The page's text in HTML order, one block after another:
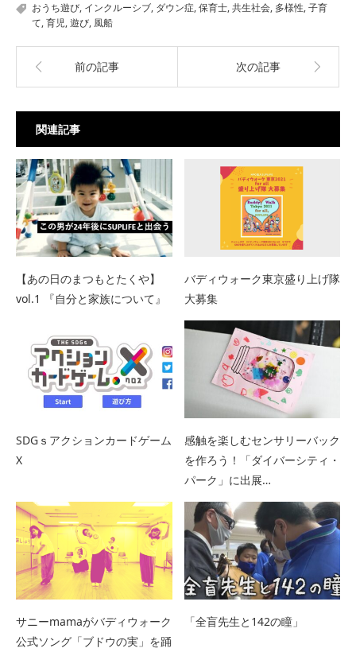
おうち遊び, インクルーシブ, ダウン症,保育士,共生社会, 多様性,子育
て,育児,遊び,風船
前の記事 次の記事
関連記事
【あの日のまつもとたくや】
vol.1 『自分と家族について』
バディウォーク東京盛り上げ隊
大募集
SDGｓアクションカードゲーム
X
感触を楽しむセンサリーバック
を作ろう！「ダイバーシティ・
パーク」に出展…
サニーmamaがバディウォーク
公式ソング「ブドウの実」を踊
「全盲先生と142の瞳」